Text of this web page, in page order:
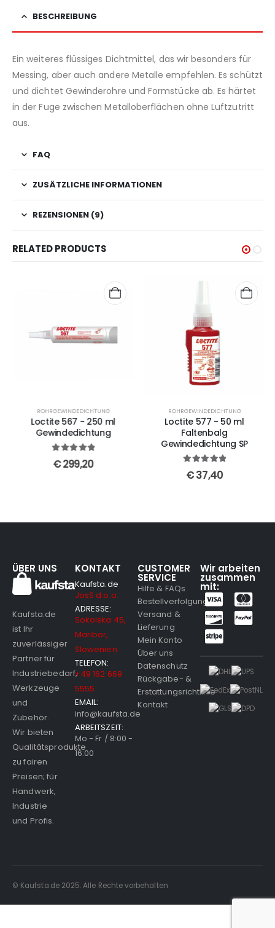
BESCHREIBUNG
Ein weiteres flüssiges Dichtmittel, das wir besonders für
Messing, aber auch andere Metalle empfehlen. Es schützt
und dichtet Gewinderohre und Formstücke ab. Es härtet
in der Fuge zwischen Metalloberflächen ohne Luftzutritt
aus.
FAQ
ZUSÄTZLICHE INFORMATIONEN
REZENSIONEN (9)
RELATED PRODUCTS
ROHRGEWINDEDICHTUNG
Loctite 567 - 250 ml
Gewindedichtung
out of 5
€299,20
ROHRGEWINDEDICHTUNG
Loctite 577 - 50 ml
Faltenbalg
Gewindedichtung SP
out of 5
€37,40
ÜBER UNS
Kaufsta.de
ist Ihr
zuverlässiger
Partner für
Industriebedarf,
Werkzeuge
und
Zubehör.
Wir bieten
Qualitätsprodukte
zu fairen
Preisen; für
Handwerk,
Industrie
und Profis.
KONTAKT
Kaufsta.de
JosS d.o.o.
ADRESSE:
Sokolska 45,
Maribor,
Slowenien
TELEFON:
+49 162 669
5555
EMAIL:
info@kaufsta.de
ARBEITSZEIT:
Mo - Fr / 8:00 -
16:00
CUSTOMER
SERVICE
Hilfe & FAQs
Bestellverfolgung
Versand &
Lieferung
Mein Konto
Über uns
Datenschutz
Rückgabe- &
Erstattungsrichtlinie
Kontakt
Wir arbeiten
zusammen
mit:
© Kaufsta.de 2025. Alle Rechte vorbehalten